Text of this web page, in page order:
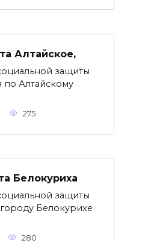
Алтайское,
защиты
по Алтайскому
275
Белокуриха
защиты
Белокурихе
280